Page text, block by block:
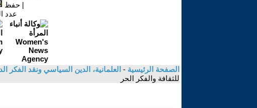
|حفظ
عدد
الصفحة الرئيسية - العلمانية، الدين السياسي ونقد الفكر
للثقافة والفكر الحر